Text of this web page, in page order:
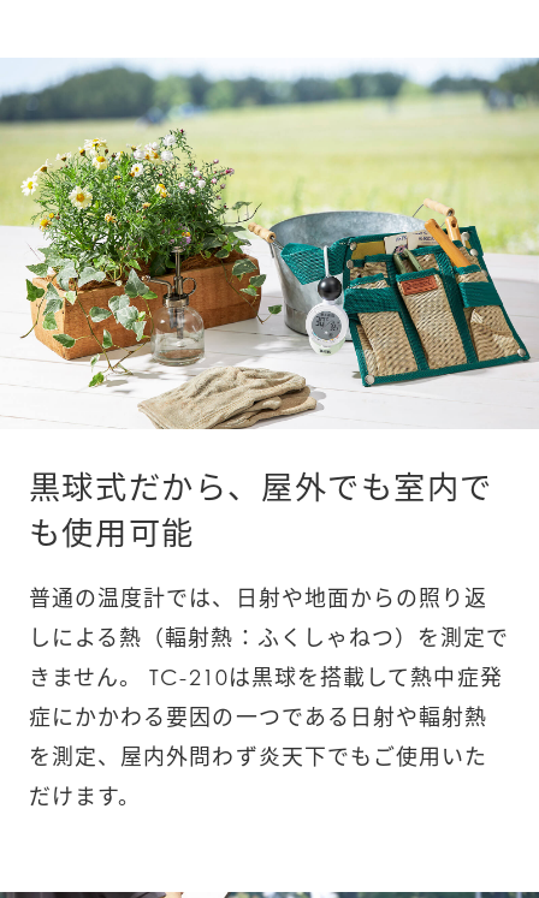
黒球式だから、屋外でも室内で
も使用可能
普通の温度計では、日射や地面からの照り返
しによる熱（輻射熱：ふくしゃねつ）を測定で
きません。 TC-210は黒球を搭載して熱中症発
症にかかわる要因の一つである日射や輻射熱
を測定、屋内外問わず炎天下でもご使用いた
だけます。